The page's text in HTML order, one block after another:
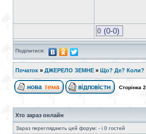
0 (0-0)
Поділитися:
Початок » ДЖЕРЕЛО ЗЕМНЕ » Що? Де? Коли?
Сторінка 2
Хто зараз онлайн
Зараз переглядають цей форум: - і 0 гостей